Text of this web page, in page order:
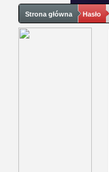
Strona główna Hasło